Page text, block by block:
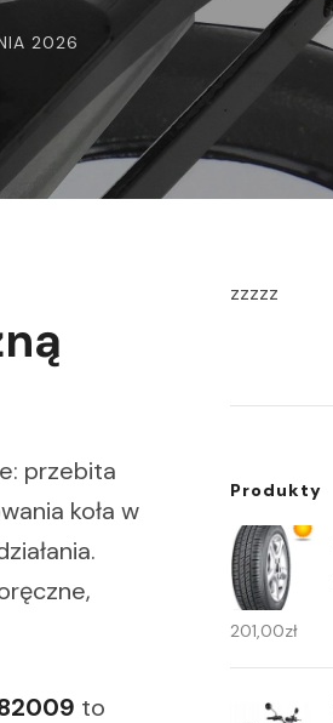
2026
przebita
koła w
to
zzzzz
Produkty
201,00zł